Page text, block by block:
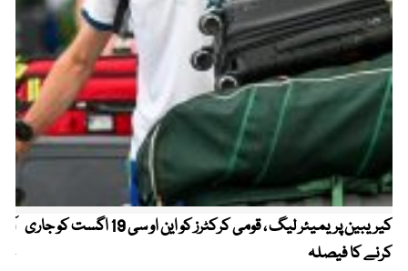
کیریبین پریمیئر لیگ ، قومی کرکٹرز کو این او سی 19 اگست کو جاری
کرنے کا فیصلہ